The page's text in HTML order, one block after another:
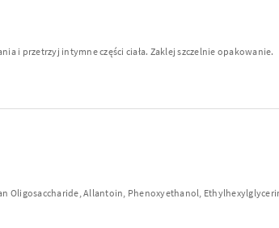
i przetrzyj intymne części ciała. Zaklej szczelnie opakowanie.
Allantoin, Phenoxyethanol,